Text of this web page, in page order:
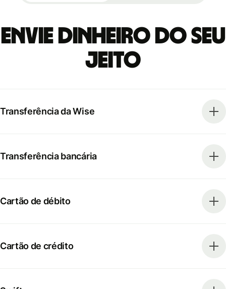
Envie dinheiro do seu
jeito
Transferência da Wise
Transferência bancária
Cartão de débito
Cartão de crédito